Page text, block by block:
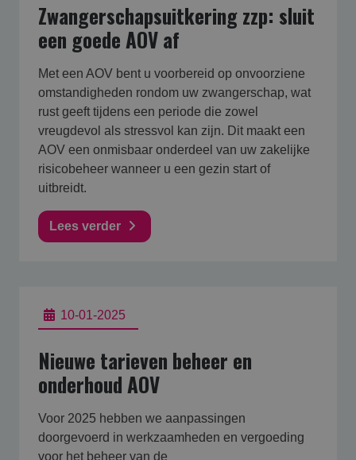
Zwangerschapsuitkering zzp: sluit
een goede AOV af
Met een AOV bent u voorbereid op onvoorziene
omstandigheden rondom uw zwangerschap, wat
rust geeft tijdens een periode die zowel
vreugdevol als stressvol kan zijn. Dit maakt een
AOV een onmisbaar onderdeel van uw zakelijke
risicobeheer wanneer u een gezin start of
uitbreidt.
Lees verder
10-01-2025
Nieuwe tarieven beheer en
onderhoud AOV
Voor 2025 hebben we aanpassingen
doorgevoerd in werkzaamheden en vergoeding
voor het beheer van de